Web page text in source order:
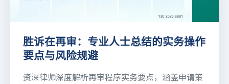
胜诉在再审：专业人士总结的实务操作
要点与风险规避
资深律师深度解析再审程序实务要点，涵盖申请策